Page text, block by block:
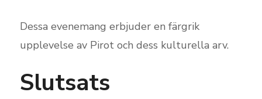
Dessa evenemang erbjuder en färgrik
upplevelse av Pirot och dess kulturella arv.
Slutsats